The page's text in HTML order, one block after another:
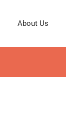
About Us